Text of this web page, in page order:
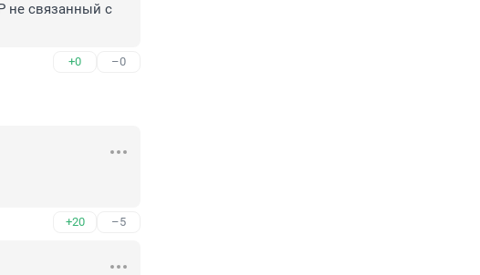
не связанный с
+0 –0
+20 –5